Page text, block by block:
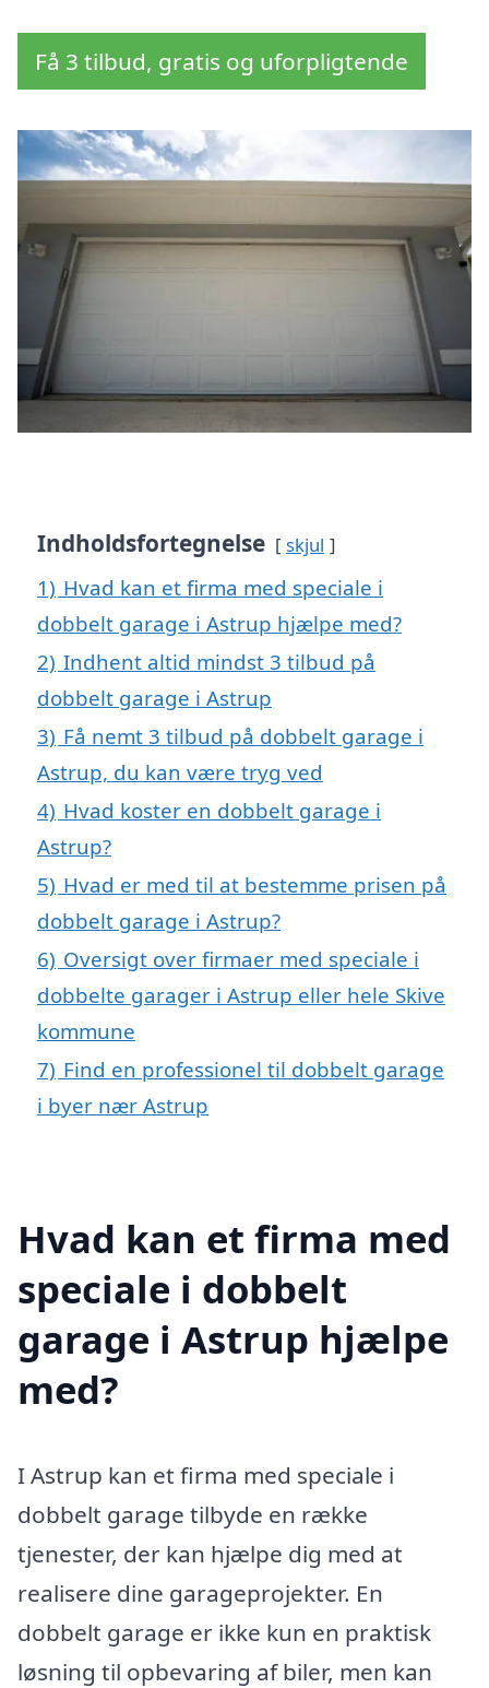
Få 3 tilbud, gratis og uforpligtende
Indholdsfortegnelse skjul
1) Hvad kan et firma med speciale i
dobbelt garage i Astrup hjælpe med?
2) Indhent altid mindst 3 tilbud på
dobbelt garage i Astrup
3) Få nemt 3 tilbud på dobbelt garage i
Astrup, du kan være tryg ved
4) Hvad koster en dobbelt garage i
Astrup?
5) Hvad er med til at bestemme prisen på
dobbelt garage i Astrup?
6) Oversigt over firmaer med speciale i
dobbelte garager i Astrup eller hele Skive
kommune
7) Find en professionel til dobbelt garage
i byer nær Astrup
Hvad kan et firma med
speciale i dobbelt
garage i Astrup hjælpe
med?
I Astrup kan et firma med speciale i
dobbelt garage tilbyde en række
tjenester, der kan hjælpe dig med at
realisere dine garageprojekter. En
dobbelt garage er ikke kun en praktisk
løsning til opbevaring af biler, men kan